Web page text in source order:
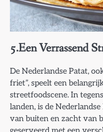
5.Een Verrassend
De Nederlandse Patat,
friet”, speelt een
streetfoodscene. In
landen, is de
van buiten en zacht van